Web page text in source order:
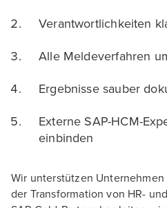
Verantwortlichkeiten
Alle Meldeverfahren
Ergebnisse sauber
Externe SAP-HCM-
einbinden
Wir unterstützen
der Transformation von HR-